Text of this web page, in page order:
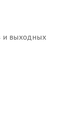
и выходных